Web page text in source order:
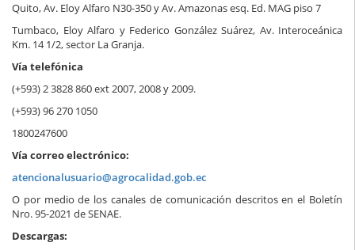
Quito, Av. Eloy Alfaro N30-350 y Av. Amazonas esq. Ed. MAG piso 7
Tumbaco, Eloy Alfaro y Federico González Suárez, Av. Interoceánica
Km. 14 1/2, sector La Granja.
Vía telefónica
(+593) 2 3828 860 ext 2007, 2008 y 2009.
(+593) 96 270 1050
1800247600
Vía correo electrónico:
atencionalusuario@agrocalidad.gob.ec
O por medio de los canales de comunicación descritos en el Boletín
Nro. 95-2021 de SENAE.
Descargas: